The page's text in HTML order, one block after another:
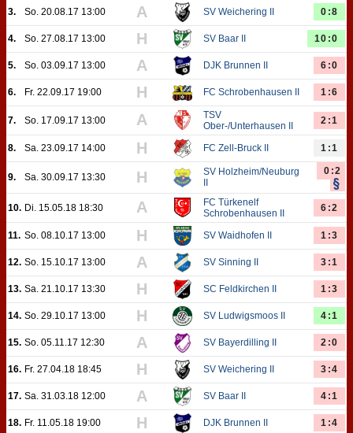
3. So. 20.08.17 13:00 A SV Weichering II 0:8
4. So. 27.08.17 13:00 H SV Baar II 10:0
5. So. 03.09.17 13:00 A DJK Brunnen II 6:0
6. Fr. 22.09.17 19:00 H FC Schrobenhausen II 1:6
7. So. 17.09.17 13:00 A
TSV
Ober-/Unterhausen II
2:1
8. Sa. 23.09.17 14:00 H FC Zell-Bruck II 1:1
9. Sa. 30.09.17 13:30 H
SV Holzheim/Neuburg
0:2
10. Di. 15.05.18 18:30 A
FC Türkenelf
Schrobenhausen II
6:2
11. So. 08.10.17 13:00 H SV Waidhofen II 1:3
12. So. 15.10.17 13:00 A SV Sinning II 3:1
13. Sa. 21.10.17 13:30 H SC Feldkirchen II 1:3
14. So. 29.10.17 13:00 H SV Ludwigsmoos II 4:1
15. So. 05.11.17 12:30 A SV Bayerdilling II 2:0
16. Fr. 27.04.18 18:45 H SV Weichering II 3:4
17. Sa. 31.03.18 12:00 A SV Baar II 4:1
18. Fr. 11.05.18 19:00 H DJK Brunnen II 1:4